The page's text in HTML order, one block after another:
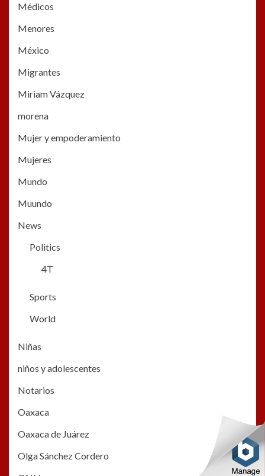
Médicos
Menores
México
Migrantes
Miriam Vázquez
morena
Mujer y empoderamiento
Mujeres
Mundo
Muundo
News
Politics
4T
Sports
World
Niñas
niños y adolescentes
Notarios
Oaxaca
Oaxaca de Juárez
Olga Sánchez Cordero